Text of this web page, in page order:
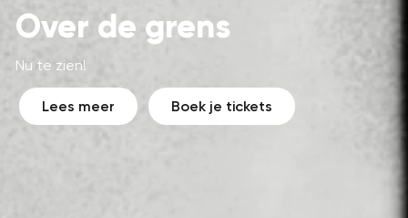
Over de grens
Nu te zien!
Lees meer Boek je tickets